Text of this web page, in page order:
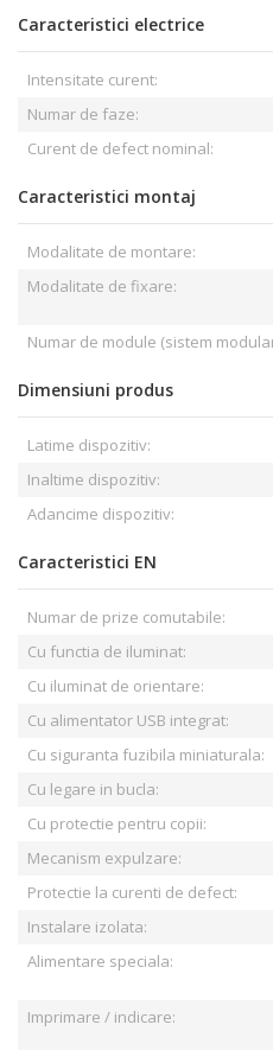
Caracteristici electrice
Intensitate curent:
Numar de faze:
Curent de defect nominal:
Caracteristici montaj
Modalitate de montare:
Modalitate de fixare:
Numar de module (sistem
Dimensiuni produs
Latime dispozitiv:
Inaltime dispozitiv:
Adancime dispozitiv:
Caracteristici EN
Numar de prize comutabile:
Cu functia de iluminat:
Cu iluminat de orientare:
Cu alimentator USB integrat:
Cu siguranta fuzibila miniaturala:
Cu legare in bucla:
Cu protectie pentru copii:
Mecanism expulzare:
Protectie la curenti de defect:
Instalare izolata:
Alimentare speciala:
Imprimare / indicare: